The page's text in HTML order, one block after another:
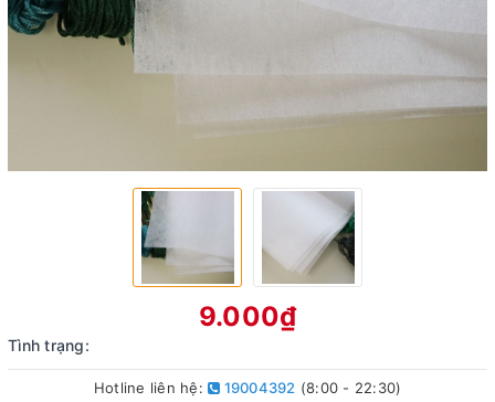
9.000₫
Tình trạng:
Hotline liên hệ: 19004392 (8:00 - 22:30)